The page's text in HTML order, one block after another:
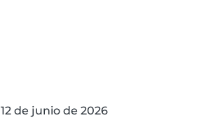
12 de junio de 2026